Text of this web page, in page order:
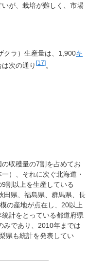
が、栽培が難しく、市場
クラ）生産量は、1,900キ
次の通り [17]。
収穫量の7割を占めてお
）、それに次ぐ北海道・
割以上を生産している
田県、福島県、群馬県、長
の産地が点在し、20以上
計をとっている都道府県
みであり、2010年までは
県も統計を発表してい